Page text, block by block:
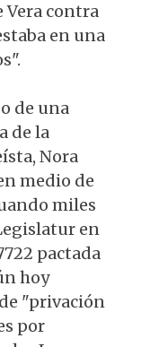
Vera contra
en una
de una
de la
Nora
medio de
miles
en
pactada
hoy
"privación
por